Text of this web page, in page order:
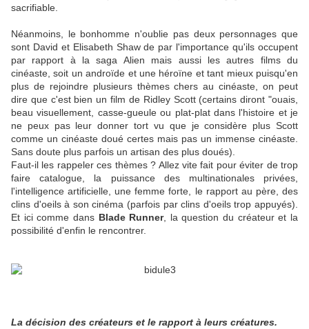
sacrifiable.
Néanmoins, le bonhomme n'oublie pas deux personnages que
sont David et Elisabeth Shaw de par l'importance qu'ils occupent
par rapport à la saga Alien mais aussi les autres films du
cinéaste, soit un androïde et une héroïne et tant mieux puisqu'en
plus de rejoindre plusieurs thèmes chers au cinéaste, on peut
dire que c'est bien un film de Ridley Scott (certains diront "ouais,
beau visuellement, casse-gueule ou plat-plat dans l'histoire et je
ne peux pas leur donner tort vu que je considère plus Scott
comme un cinéaste doué certes mais pas un immense cinéaste.
Sans doute plus parfois un artisan des plus doués).
Faut-il les rappeler ces thèmes ? Allez vite fait pour éviter de trop
faire catalogue, la puissance des multinationales privées,
l'intelligence artificielle, une femme forte, le rapport au père, des
clins d'oeils à son cinéma (parfois par clins d'oeils trop appuyés).
Et ici comme dans Blade Runner, la question du créateur et la
possibilité d'enfin le rencontrer.
La décision des créateurs et le rapport à leurs créatures.